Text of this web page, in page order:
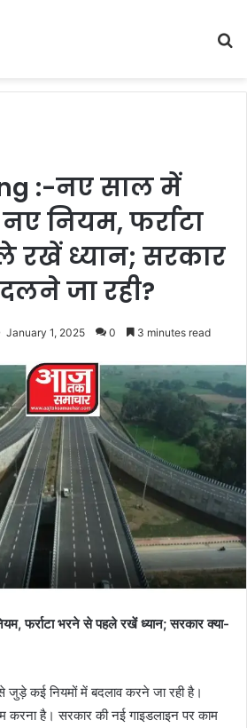
:-नए साल में
नियम, फर्राटा
रखें ध्यान; सरकार
जा रही?
January 1, 2025 0 3 minutes read
फर्राटा भरने से पहले रखें ध्यान; सरकार क्या-
कई नियमों में बदलाव करने जा रही है।
करना है। सरकार की नई गाइडलाइन पर काम